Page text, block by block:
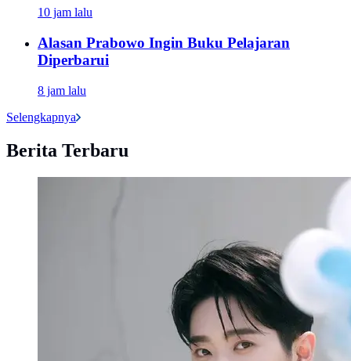
10 jam lalu
Alasan Prabowo Ingin Buku Pelajaran
Diperbarui
8 jam lalu
Selengkapnya
Berita Terbaru